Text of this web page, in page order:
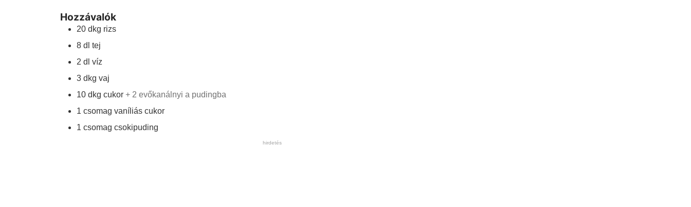
Hozzávalók
20 dkg rizs
8 dl tej
2 dl víz
3 dkg vaj
10 dkg cukor + 2 evőkanálnyi a pudingba
1 csomag vaníliás cukor
1 csomag csokipuding
hirdetés